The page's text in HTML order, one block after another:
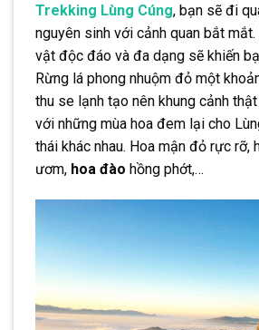
Trekking Lùng Cúng, bạn sẽ đi
nguyên sinh với cảnh quan bắt
vật độc đáo và đa dạng sẽ khiến
Rừng lá phong nhuộm đỏ một
thu se lạnh tạo nên khung cảnh
với những mùa hoa đem lại cho
thái khác nhau. Hoa mận đỏ rực rỡ,
ươm, hoa đào hồng phớt,…